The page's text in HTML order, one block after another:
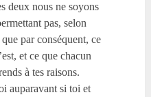
deux nous ne soyons
pas, selon
par conséquent, ce
et ce que chacun
à tes raisons.
auparavant si toi et